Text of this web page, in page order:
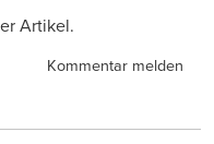
Artikel.
Kommentar melden